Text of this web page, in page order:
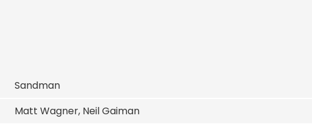
Sandman
Matt Wagner, Neil Gaiman